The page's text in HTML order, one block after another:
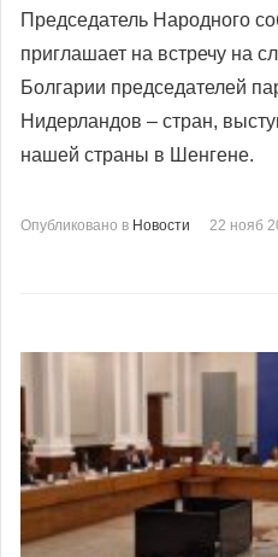
Председатель Народного
приглашает на встречу на
Болгарии председателей
Нидерландов – стран,
нашей страны в Шенгене.
Опубликовано в Новости 22 нояб